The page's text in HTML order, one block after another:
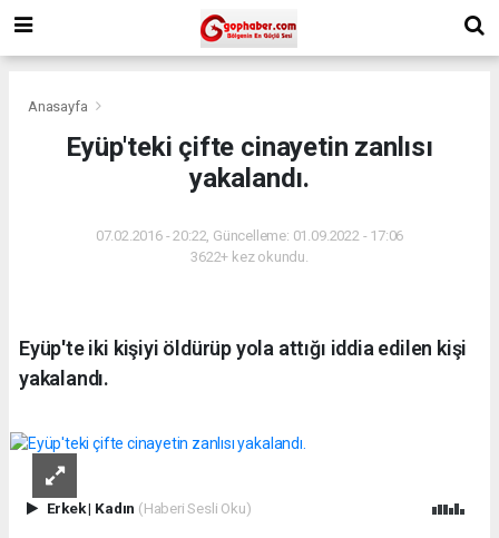
Anasayfa
Eyüp'teki çifte cinayetin zanlısı
yakalandı.
07.02.2016 - 20:22, Güncelleme: 01.09.2022 - 17:06
3622+ kez okundu.
Eyüp'te iki kişiyi öldürüp yola attığı iddia edilen kişi
yakalandı.
Erkek| Kadın (Haberi Sesli Oku)